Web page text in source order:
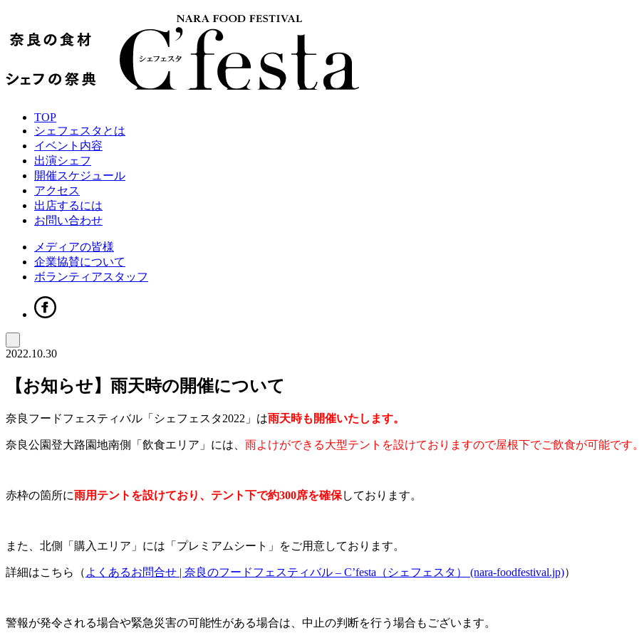
TOP
シェフェスタとは
イベント内容
出演シェフ
開催スケジュール
アクセス
出店するには
お問い合わせ
メディアの皆様
企業協賛について
ボランティアスタッフ
2022.10.30
【お知らせ】雨天時の開催について
奈良フードフェスティバル「シェフェスタ2022」は雨天時も開催いたします。
奈良公園登大路園地南側「飲食エリア」には、 雨よけができる大型テントを設けておりますので屋根下でご飲食が可能です。
赤枠の箇所に雨用テントを設けており、テント下で約300席を確保しております。
また、北側「購入エリア」には「プレミアムシート」をご用意しております。
詳細はこちら（ よくあるお問合せ | 奈良のフードフェスティバル – C’festa（シェフェスタ） (nara-foodfestival.jp)）
警報が発令される場合や緊急災害の可能性がある場合は、中止の判断を行う場合もございます。